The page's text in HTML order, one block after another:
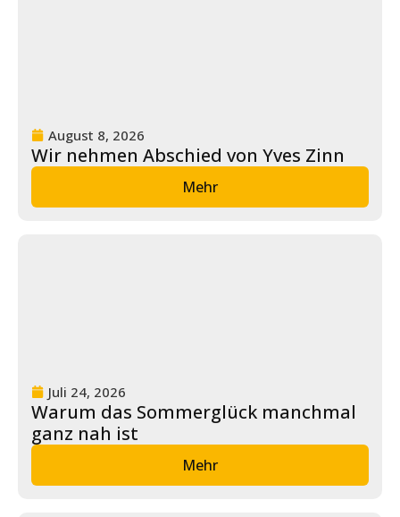
August 8, 2026
Wir nehmen Abschied von Yves Zinn
Mehr
Juli 24, 2026
Warum das Sommerglück manchmal
ganz nah ist
Mehr